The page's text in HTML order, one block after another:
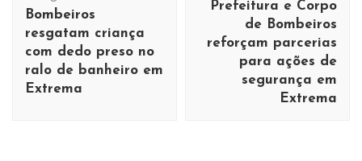
post
Bombeiros
resgatam criança
com dedo preso no
ralo de banheiro em
Extrema
Prefeitura e Corpo
de Bombeiros
reforçam parcerias
para ações de
segurança em
Extrema